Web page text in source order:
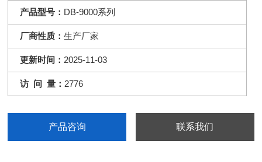
ASTMD529，ISO4892-2等。
产品型号： DB-9000系列
厂商性质：生产厂家
更新时间： 2025-11-03
访 问 量： 2776
产品咨询 联系我们